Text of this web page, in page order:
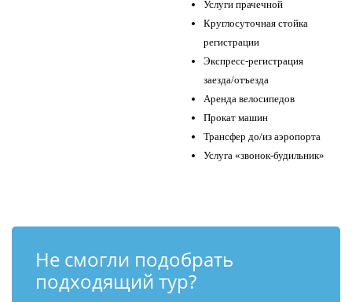
Услуги прачечной
Круглосуточная стойка
регистрации
Экспресс-регистрация
заезда/отъезда
Аренда велосипедов
Прокат машин
Трансфер до/из аэропорта
Услуга «звонок-будильник»
Не смогли подобрать
подходящий тур?